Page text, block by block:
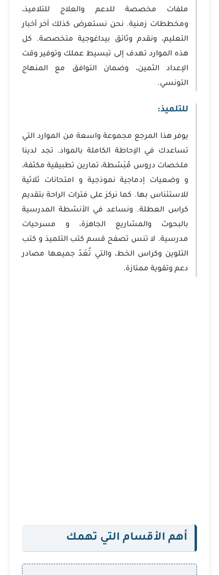
ملفات مخصصة للدعم والعلاج للتلاميذ،
ومخططات زمنية. نحن نستعرض كذلك آخر أخبار
التعليم، ونقدم وثائق بيداغوجية متخصصة. كل
هذه الموارد تهدف إلى تبسيط عملك وتوفير وقت
الإعداد الثمين، وضمان التوافق مع المنهاج
التونسي.
للتلميذ:
يوفر هذا المرجع مجموعة واسعة من الموارد التي
تساعدك في الإحاطة الكاملة بالمواد. تجد لدينا
ملخصات دروس مُبَسّطة، تمارين تطبيقية مكثفة،
و وضعيات إدماجية نموذجية و امتحانات ثلاثية
للاستئناس بها. كما نركز على فترات الراحة بتقديم
كراس العطلة. ونساعد في الأنشطة المدرسية
بالبحوث والمشاريع الجاهزة، و مسرحيات
مدرسية. لا تنس تصفح قسم كتب التلميذ و كتب
التلوين وكراس الخط، والتي تُعَدّ جميعها مصادر
دعم وتقوية ممتازة.
أهم الأقسام التي تهمك